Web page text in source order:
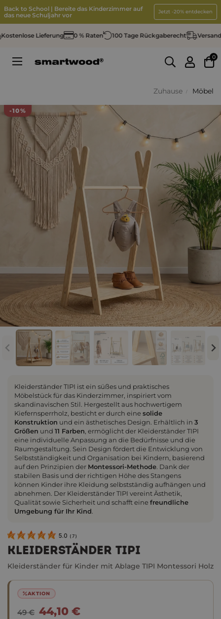
Back to School | Bereite das Kinderzimmer auf
das neue Schuljahr vor
Jetzt -20% entdecken
Lieferung 0 % Raten 100 Tage Rückgaberecht Versand
Umschalten
☰ 0
Zuhause Möbel
-10%
Kleiderständer TIPI ist ein süßes und praktisches
Möbelstück für das Kinderzimmer, inspiriert vom
skandinavischen Stil. Hergestellt aus hochwertigem
Kiefernsperrholz, besticht er durch eine solide
Konstruktion und ein ästhetisches Design. Erhältlich in 3
Größen und 11 Farben, ermöglicht der Kleiderständer TIPI
eine individuelle Anpassung an die Bedürfnisse und die
Raumgestaltung. Sein Design fördert die Entwicklung von
Selbstständigkeit und Organisation bei Kindern, basierend
auf den Prinzipien der Montessori-Methode. Dank der
stabilen Basis und der richtigen Höhe des Stangens
können Kinder ihre Kleidung selbstständig aufhängen und
abnehmen. Der Kleiderständer TIPI vereint Ästhetik,
Qualität sowie Sicherheit und schafft eine freundliche
Umgebung für Ihr Kind.
5.0 ( 7)
KLEIDERSTÄNDER TIPI
Kleiderständer für Kinder mit Ablage TIPI Montessori Holz
AKTION
49 € 44,10 €